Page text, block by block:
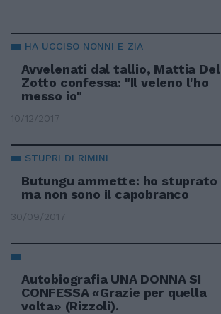
HA UCCISO NONNI E ZIA
Avvelenati dal tallio, Mattia Del
Zotto confessa: "Il veleno l'ho
messo io"
10/12/2017
STUPRI DI RIMINI
Butungu ammette: ho stuprato
ma non sono il capobranco
30/09/2017
Autobiografia UNA DONNA SI
CONFESSA «Grazie per quella
volta» (Rizzoli).